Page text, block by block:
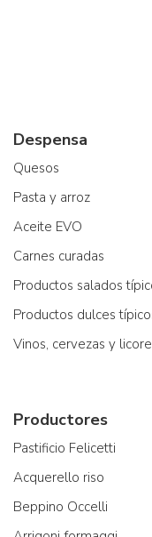
Despensa
Quesos
Pasta y arroz
Aceite EVO
Carnes curadas
Productos salados
Productos dulces
Vinos, cervezas y
Productores
Pastificio Felicetti
Acquerello riso
Beppino Occelli